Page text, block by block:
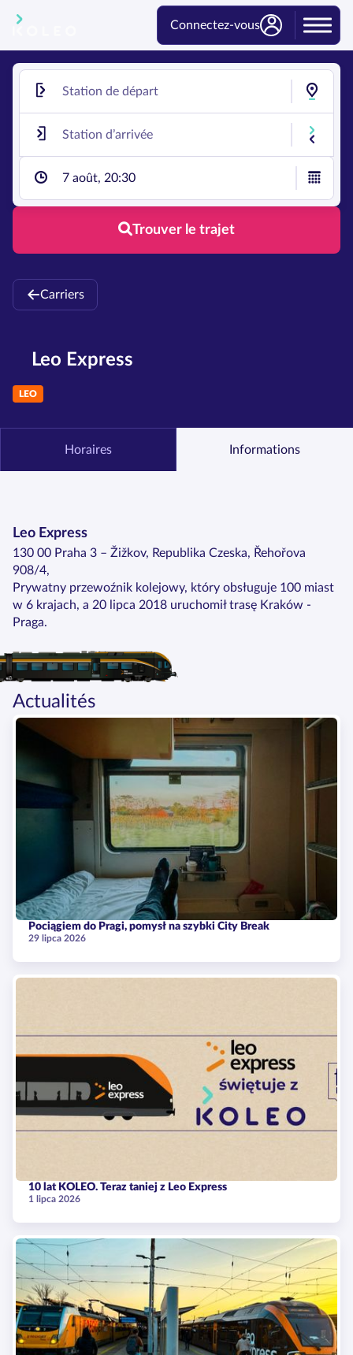
Connectez-vous
7 août, 20:30
Trouver le trajet
Carriers
Leo Express
LEO
Horaires Informations
Leo Express
130 00 Praha 3 – Žižkov, Republika Czeska, Řehořova
908/4,
Prywatny przewoźnik kolejowy, który obsługuje 100 miast
w 6 krajach, a 20 lipca 2018 uruchomił trasę Kraków -
Praga.
Actualités
Pociągiem do Pragi, pomysł na szybki City Break
29 lipca 2026
10 lat KOLEO. Teraz taniej z Leo Express
1 lipca 2026